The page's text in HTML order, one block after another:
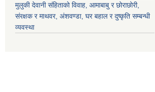
मुलुकी देवानी संहिताको विवाह, आमाबाबु र छोराछोरी,
संरक्षक र माथवर, अंशवण्डा, घर बहाल र दुष्कृति सम्बन्धी
व्यवस्था